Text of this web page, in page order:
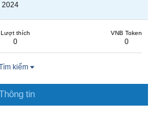
2024
Lượt thích
0
VNB Token
0
kiếm
tin